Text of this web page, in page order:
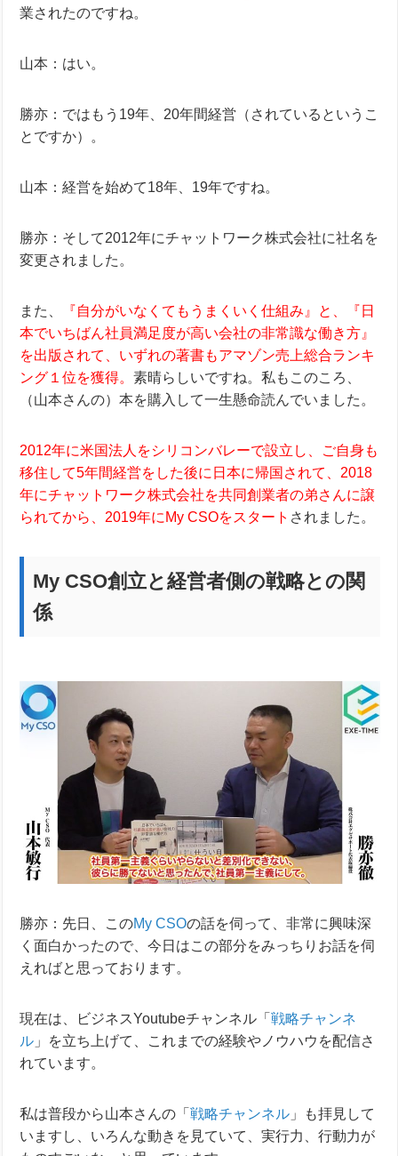
業されたのですね。
山本：はい。
勝亦：ではもう19年、20年間経営（されているというこ
とですか）。
山本：経営を始めて18年、19年ですね。
勝亦：そして2012年にチャットワーク株式会社に社名を
変更されました。
また、
『自分がいなくてもうまくいく仕組み』と、『日
本でいちばん社員満足度が高い会社の非常識な働き方』
を出版されて、いずれの著書もアマゾン売上総合ランキ
ング１位を獲得。 素晴らしいですね。私もこのころ、
（山本さんの）本を購入して一生懸命読んでいました。
2012年に米国法人をシリコンバレーで設立し、ご自身も
移住して5年間経営をした後に日本に帰国されて、2018
年にチャットワーク株式会社を共同創業者の弟さんに譲
られてから、2019年にMy CSOをスタート されました。
My CSO創立と経営者側の戦略との関
係
勝亦：先日、このMy CSOの話を伺って、非常に興味深
く面白かったので、今日はこの部分をみっちりお話を伺
えればと思っております。
現在は、ビジネスYoutubeチャンネル「 戦略チャンネ
ル」を立ち上げて、これまでの経験やノウハウを配信さ
れています。
私は普段から山本さんの「 戦略チャンネル」も拝見して
いますし、いろんな動きを見ていて、実行力、行動力が